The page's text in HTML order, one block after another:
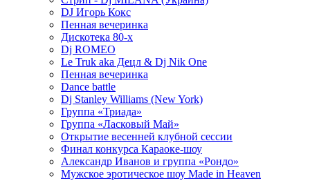
DJ Игорь Кокс
Пенная вечеринка
Дискотека 80-х
Dj ROMEO
Le Truk aka Децл & Dj Nik One
Пенная вечеринка
Dance battle
Dj Stanley Williams (New York)
Группа «Триада»
Группа «Ласковый Май»
Открытие весенней клубной сессии
Финал конкурса Караоке-шоу
Александр Иванов и группа «Рондо»
Мужское эротическое шоу Made in Heaven